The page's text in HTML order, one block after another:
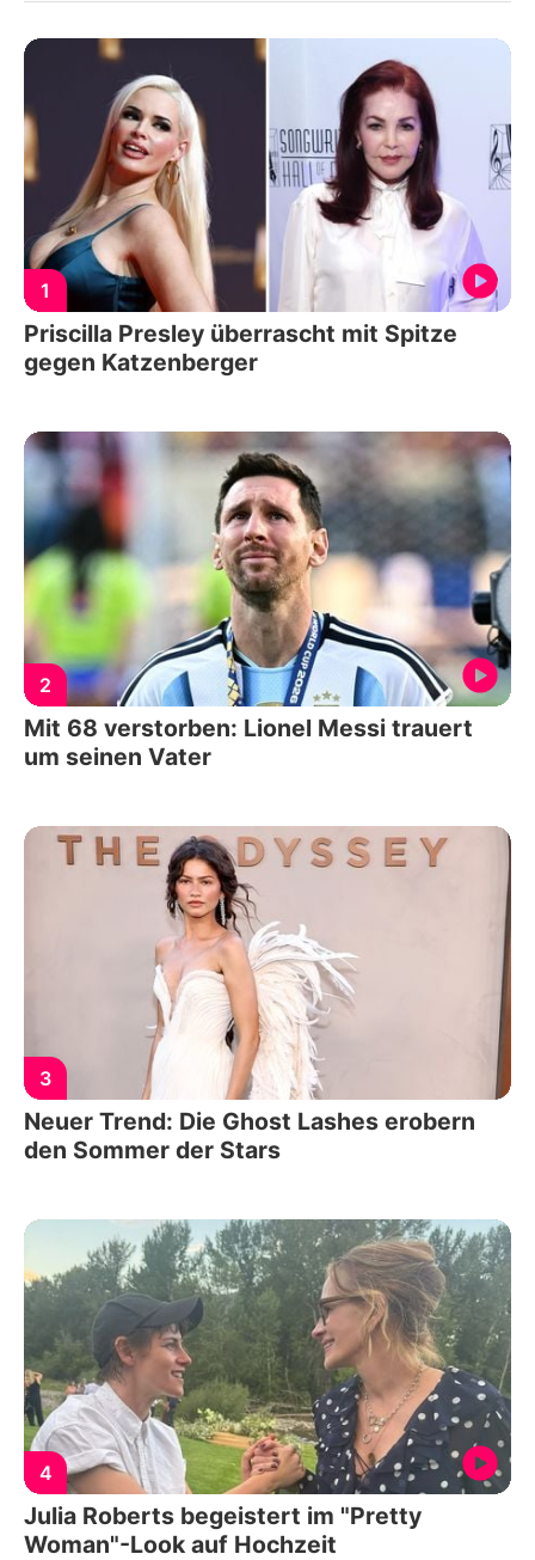
1
Priscilla Presley überrascht mit Spitze
gegen Katzenberger
2
Mit 68 verstorben: Lionel Messi trauert
um seinen Vater
3
Neuer Trend: Die Ghost Lashes erobern
den Sommer der Stars
4
Julia Roberts begeistert im "Pretty
Woman"-Look auf Hochzeit